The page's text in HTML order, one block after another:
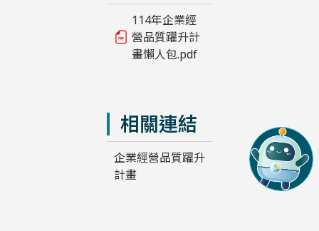
114年企業經
營品質躍升計
畫懶人包.pdf
相關連結
企業經營品質躍升
計畫